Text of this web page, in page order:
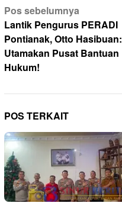
Navigasi
pos
Pos sebelumnya
Lantik Pengurus PERADI
Pontianak, Otto Hasibuan:
Utamakan Pusat Bantuan
Hukum!
POS TERKAIT